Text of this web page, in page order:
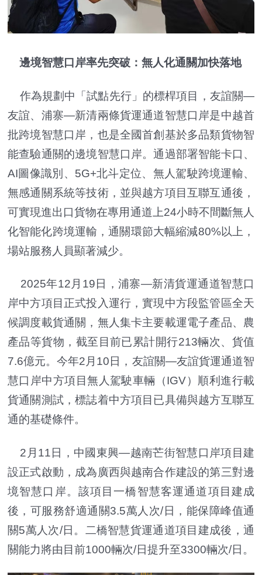
邊境智慧口岸率先突破：無人化通關加快落地
作為規劃中「試點先行」的標桿項目，友誼關—
友誼、浦寨—新清兩條貨運通道智慧口岸是中越首
批跨境智慧口岸，也是全國首創基於多品類貨物智
能查驗通關的邊境智慧口岸。通過部署智能卡口、
AI圖像識別、5G+北斗定位、無人駕駛跨境運輸、
無感通關系統等技術，並與越方項目互聯互通後，
可實現進出口貨物在專用通道上24小時不間斷無人
化智能化跨境運輸，通關環節大幅縮減80%以上，
場站服務人員顯著減少。
2025年12月19日，浦寨—新清貨運通道智慧口
岸中方項目正式投入運行，實現中方段監管區全天
候調度載貨通關，無人集卡主要載運電子產品、農
產品等貨物，截至目前已累計開行213輛次、貨值
7.6億元。今年2月10日，友誼關—友誼貨運通道智
慧口岸中方項目無人駕駛車輛（IGV）順利進行載
貨通關測試，標誌着中方項目已具備與越方互聯互
通的基礎條件。
2月11日，中國東興—越南芒街智慧口岸項目建
設正式啟動，成為廣西與越南合作建設的第三對邊
境智慧口岸。該項目一橋智慧客運通道項目建成
後，可服務舒適通關3.5萬人次/日，能保障峰值通
關5萬人次/日。二橋智慧貨運通道項目建成後，通
關能力將由目前1000輛次/日提升至3300輛次/日。